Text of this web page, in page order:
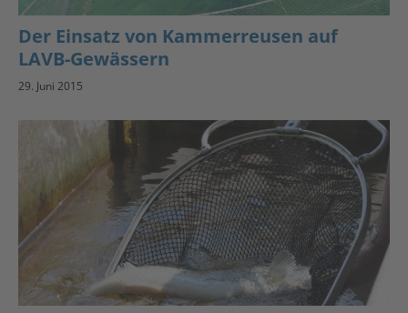
Der Einsatz von Kammerreusen auf
LAVB-Gewässern
29. Juni 2015